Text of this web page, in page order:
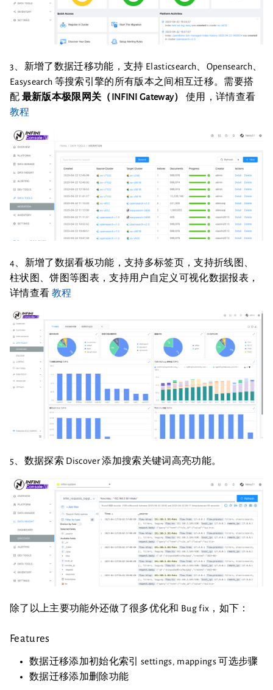
3、新增了数据迁移功能，支持 Elasticsearch、Opensearch、
Easysearch 等搜索引擎的所有版本之间相互迁移。需要搭
配 最新版本极限网关（INFINI Gateway）
使用，详情查看
教程
4、新增了数据看板功能，支持多标签页，支持折线图、
柱状图、饼图等图表，支持用户自定义可视化数据报表，
详情查看 教程
5、数据探索 Discover 添加搜索关键词高亮功能。
除了以上主要功能外还做了很多优化和 Bug fix，如下：
Features
数据迁移添加初始化索引 settings, mappings 可选步骤
数据迁移添加删除功能